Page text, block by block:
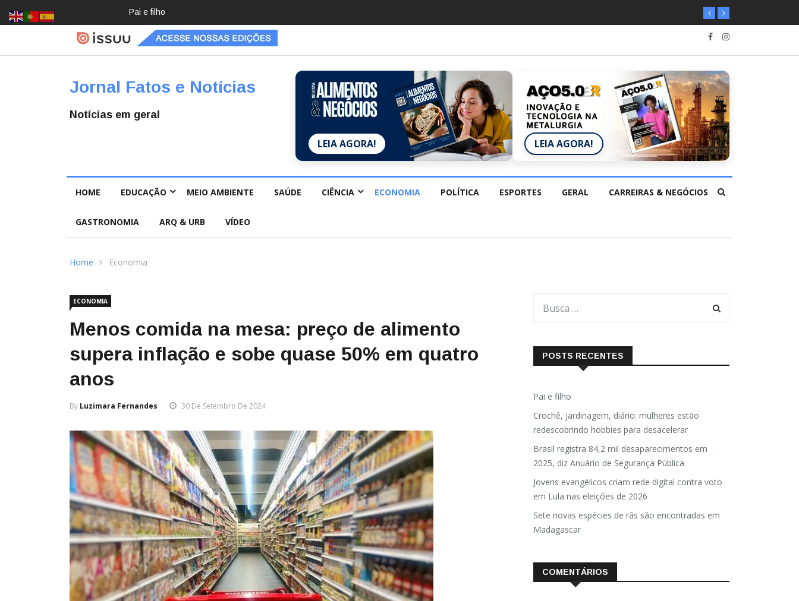
Crochê, jardinagem, diário: mulheres estão redescobrindo hobbies para desacelerar
Jornal Fatos e Notícias
Notícias em geral
LEIA AGORA! LEIA AGORA!
HOME EDUCAÇÃO MEIO AMBIENTE SAÚDE CIÊNCIA ECONOMIA POLÍTICA ESPORTES GERAL CARREIRAS & NEGÓCIOS
GASTRONOMIA ARQ & URB VÍDEO
Home Economia
ECONOMIA
Menos comida na mesa: preço de alimento
supera inflação e sobe quase 50% em quatro
anos
By Luzimara Fernandes 30 De Setembro De 2024
POSTS RECENTES
Pai e filho
Crochê, jardinagem, diário: mulheres estão
redescobrindo hobbies para desacelerar
Brasil registra 84,2 mil desaparecimentos em
2025, diz Anuário de Segurança Pública
Jovens evangélicos criam rede digital contra voto
em Lula nas eleições de 2026
Sete novas espécies de rãs são encontradas em
Madagascar
COMENTÁRIOS